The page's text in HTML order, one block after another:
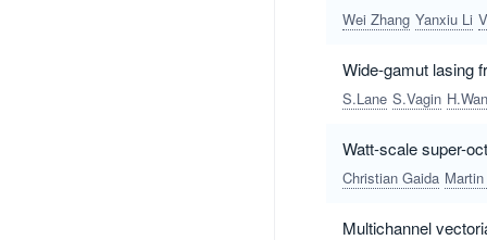
Wei Zhang Yanxiu Li
Wide-gamut lasing
S.Lane S.Vagin
Watt-scale super-
Christian Gaida
Multichannel